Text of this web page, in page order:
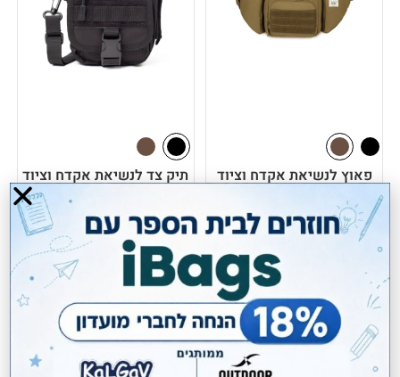
פאוץ לנשיאת אקדח וציוד
מחיר מועדון:
₪210.00
תיק צד לנשיאת אקדח וציוד
מחיר מועדון: ₪189.00
210.00